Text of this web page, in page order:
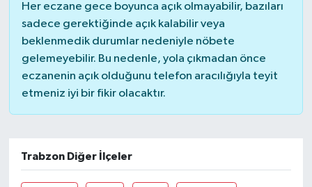
Her eczane gece boyunca açık olmayabilir, bazıları
sadece gerektiğinde açık kalabilir veya
beklenmedik durumlar nedeniyle nöbete
gelemeyebilir. Bu nedenle, yola çıkmadan önce
eczanenin açık olduğunu telefon aracılığıyla teyit
etmeniz iyi bir fikir olacaktır.
Trabzon Diğer İlçeler